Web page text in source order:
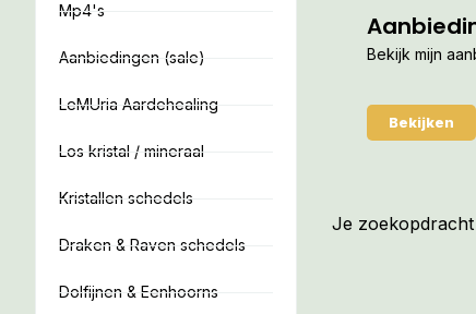
Mp4's
Aanbiedingen (sale)
LeMUria Aardehealing
Los kristal / mineraal
Kristallen schedels
Draken & Raven schedels
Dolfijnen & Eenhoorns
Bekijk mijn
Bekijken
Je